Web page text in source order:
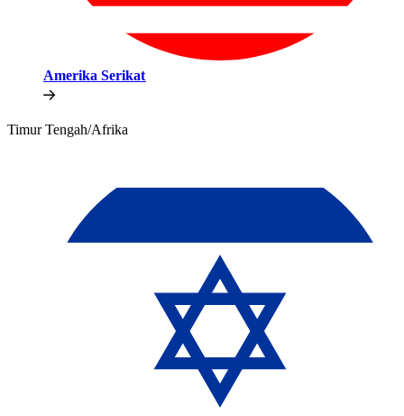
Amerika Serikat​​
Timur Tengah/Afrika​​